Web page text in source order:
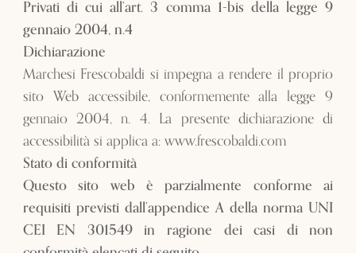
Privati di cui all’art. 3 comma 1-bis della legge 9
gennaio 2004, n.4
Dichiarazione
Marchesi Frescobaldi si impegna a rendere il proprio
sito Web accessibile, conformemente alla legge 9
gennaio 2004, n. 4. La presente dichiarazione di
accessibilità si applica a: www.frescobaldi.com
Stato di conformità
Questo sito web è parzialmente conforme ai
requisiti previsti dall’appendice A della norma UNI
CEI EN 301549 in ragione dei casi di non